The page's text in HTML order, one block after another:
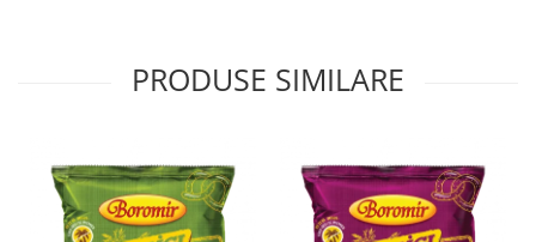
Covrigi cu ulei de masline
Covrigi de Buzau
PRODUSE SIMILARE